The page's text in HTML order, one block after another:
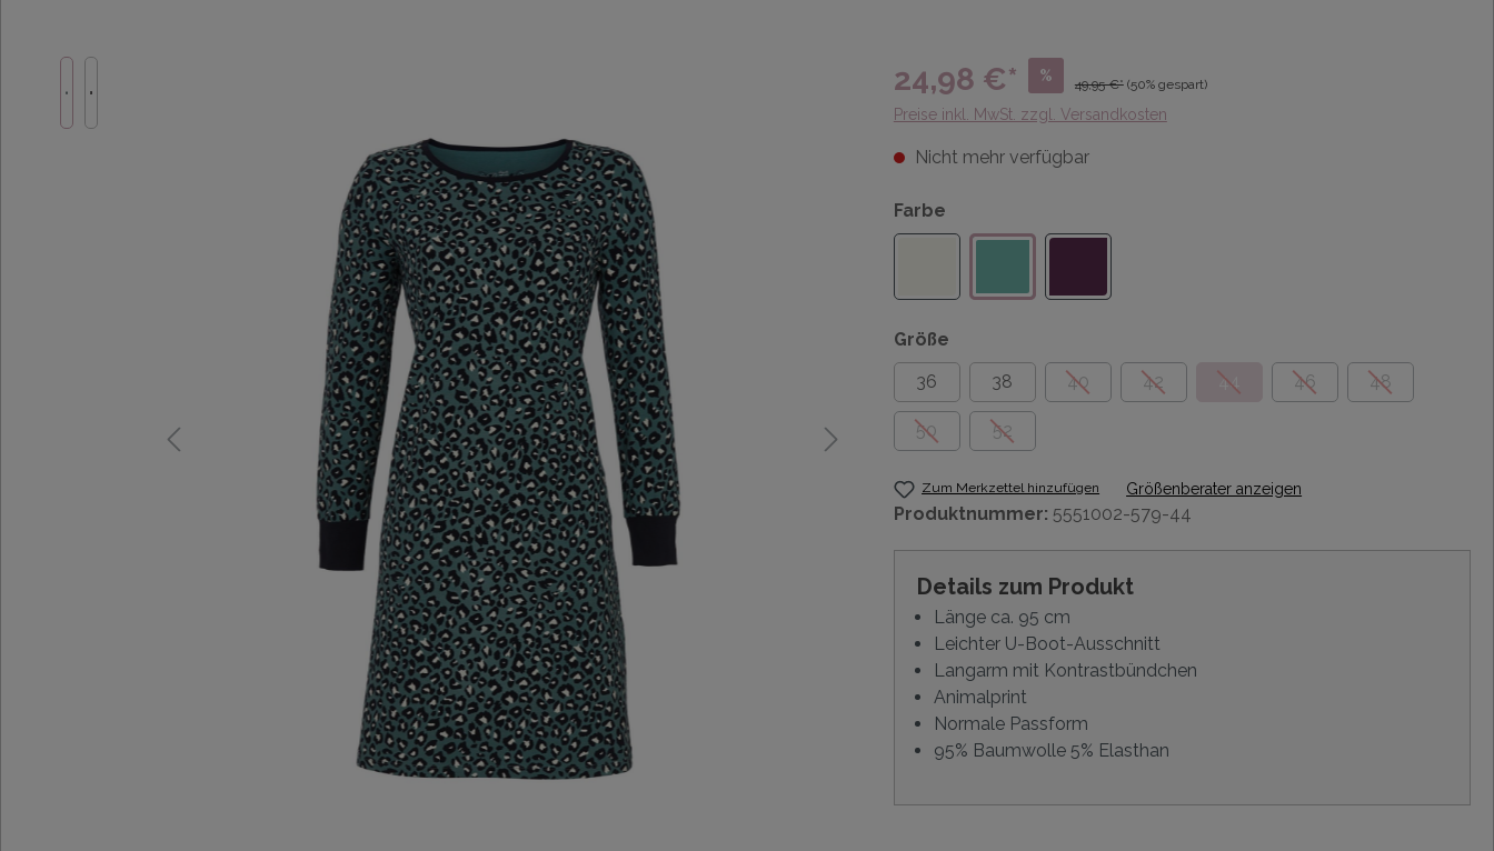
24,98 €* %
49,95 €* (50% gespart)
Preise inkl. MwSt. zzgl. Versandkosten
Nicht mehr verfügbar
Farbe
Größe
36
38 40 42 44 46 48
50 52
Zum Merkzettel hinzufügen Größenberater anzeigen
Produktnummer: 5551002-579-44
Details zum Produkt
Länge ca. 95 cm
Leichter U-Boot-Ausschnitt
Langarm mit Kontrastbündchen
Animalprint
Normale Passform
95% Baumwolle 5% Elasthan